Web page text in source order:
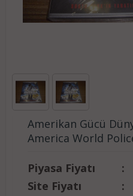
Amerikan Gücü
America World
Piyasa Fiyatı
:
Site Fiyatı
: